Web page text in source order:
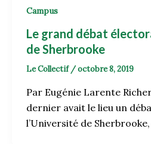
Campus
Le grand débat
de Sherbrooke
Le Collectif /octobre 8, 2019
Par Eugénie Larente
dernier avait le lieu un
l’Université de